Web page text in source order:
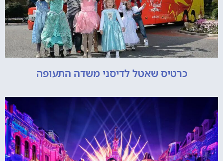
כרטיס שאטל לדיסני משדה התעופה